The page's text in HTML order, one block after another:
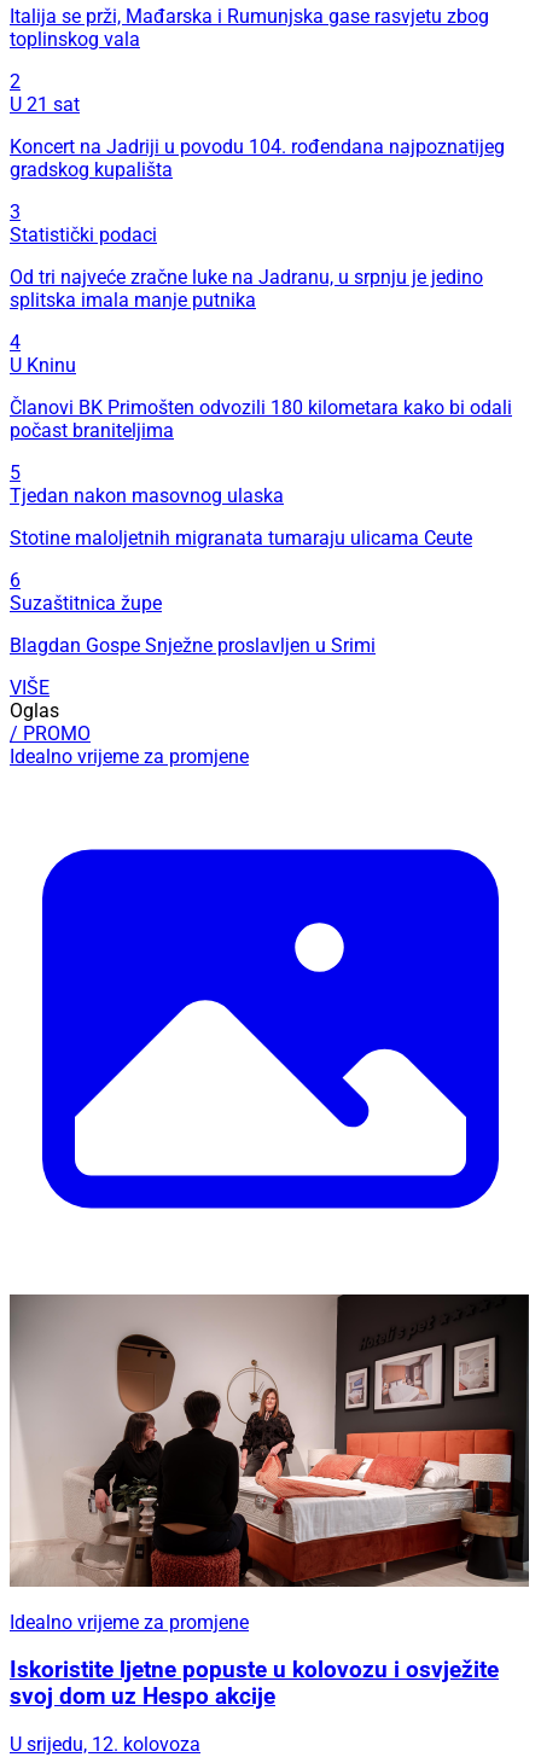
Italija se prži, Mađarska i Rumunjska gase rasvjetu zbog
toplinskog vala
2
U 21 sat
Koncert na Jadriji u povodu 104. rođendana najpoznatijeg
gradskog kupališta
3
Statistički podaci
Od tri najveće zračne luke na Jadranu, u srpnju je jedino
splitska imala manje putnika
4
U Kninu
Članovi BK Primošten odvozili 180 kilometara kako bi odali
počast braniteljima
5
Tjedan nakon masovnog ulaska
Stotine maloljetnih migranata tumaraju ulicama Ceute
6
Suzaštitnica župe
Blagdan Gospe Snježne proslavljen u Srimi
VIŠE
Oglas
/ PROMO
Idealno vrijeme za promjene
Idealno vrijeme za promjene
Iskoristite ljetne popuste u kolovozu i osvježite
svoj dom uz Hespo akcije
U srijedu, 12. kolovoza